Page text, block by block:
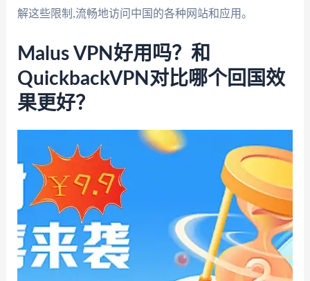
解这些限制,流畅地访问中国的各种网站和应用。
Malus VPN好用吗？和
QuickbackVPN对比哪个回国效
果更好？